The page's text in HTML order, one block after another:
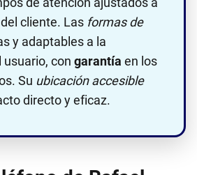
cliente. Las formas de
y adaptables a la
con garantía en los
Su ubicación accesible
directo y eficaz.